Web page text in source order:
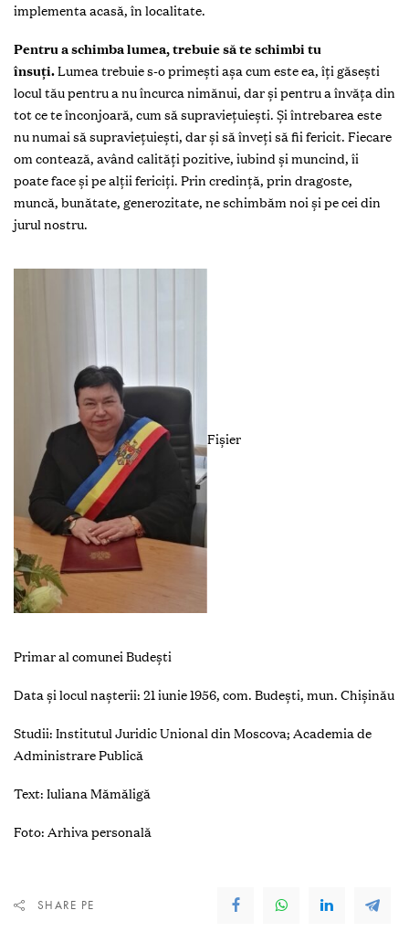
implementa acasă, în localitate.
Pentru a schimba lumea, trebuie să te schimbi tu
însuți.Lumea trebuie s-o primești așa cum este ea, îți găsești
locul tău pentru a nu încurca nimănui, dar și pentru a învăța din
tot ce te înconjoară, cum să supraviețuiești. Și întrebarea este
nu numai să supraviețuiești, dar și să înveți să fii fericit. Fiecare
om contează, având calități pozitive, iubind și muncind, îi
poate face și pe alții fericiți. Prin credință, prin dragoste,
muncă, bunătate, generozitate, ne schimbăm noi și pe cei din
jurul nostru.
Fişier
Primar al comunei Budeşti
Data şi locul naşterii: 21 iunie 1956, com. Budești, mun. Chișinău
Studii: Institutul Juridic Unional din Moscova; Academia de
Administrare Publică
Text: Iuliana Mămăligă
Foto: Arhiva personală
SHARE PE